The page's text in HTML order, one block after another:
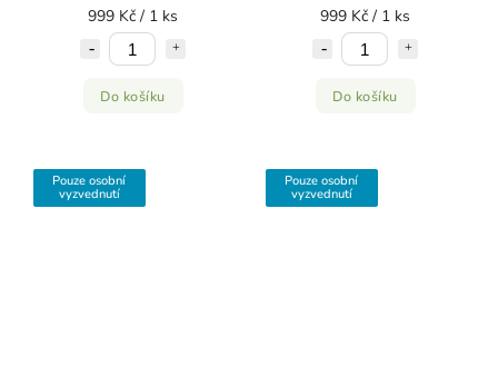
999 Kč / 1 ks
Do košíku
999 Kč / 1 ks
Do košíku
Pouze osobní
vyzvednutí
Pouze osobní
vyzvednutí